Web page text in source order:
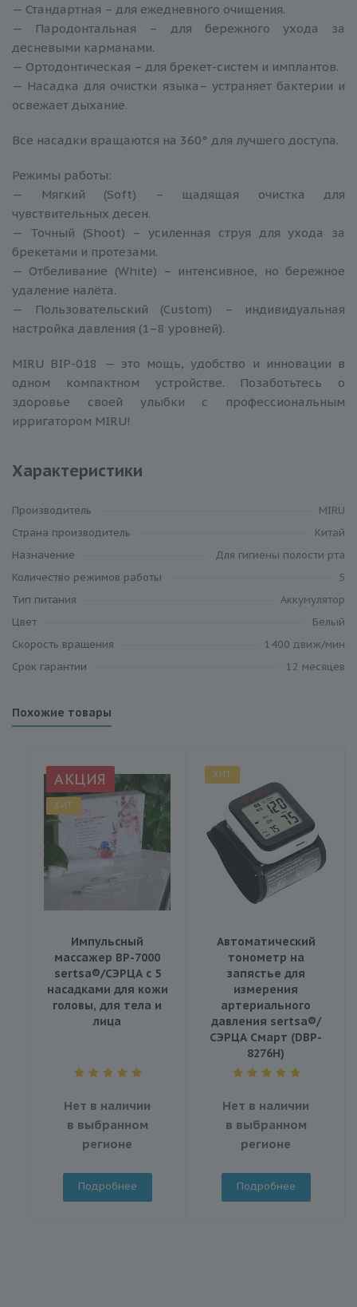
— Стандартная – для ежедневного очищения.
— Пародонтальная – для бережного ухода за
десневыми карманами.
— Ортодонтическая – для брекет-систем и имплантов.
— Насадка для очистки языка– устраняет бактерии и
освежает дыхание.
Все насадки вращаются на 360° для лучшего доступа.
Режимы работы:
— Мягкий (Soft) – щадящая очистка для
чувствительных десен.
— Точный (Shoot) – усиленная струя для ухода за
брекетами и протезами.
— Отбеливание (White) – интенсивное, но бережное
удаление налёта.
— Пользовательский (Custom) – индивидуальная
настройка давления (1–8 уровней).
MIRU BIP-018 — это мощь, удобство и инновации в
одном компактном устройстве. Позаботьтесь о
здоровье своей улыбки с профессиональным
ирригатором MIRU!
Характеристики
Производитель
MIRU
Cтрана производитель
Китай
Назначение
Для гигиены полости рта
Количество режимов работы
5
Тип питания
Аккумулятор
Цвет
Белый
Скорость вращения
1400 движ/мин
Срок гарантии
12 месяцев
Похожие товары
АКЦИЯ
ХИТ
Импульсный
массажер BP-7000
sertsa®/СЭРЦА с 5
насадками для кожи
головы, для тела и
лица
Нет в наличии
в выбранном
регионе
Подробнее
ХИТ
Автоматический
тонометр на
запястье для
измерения
артериального
давления sertsa®/
СЭРЦА Смарт (DBP-
8276H)
Нет в наличии
в выбранном
регионе
Подробнее